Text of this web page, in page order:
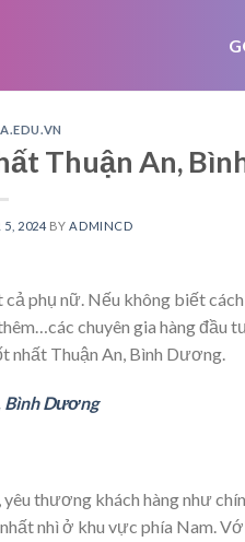
Thuận An,
5, 2024 BY ADMINCD
phụ nữ. Nếu không biết
các chuyên gia hàng đầu
nhất Thuận An, Bình Dương.
Bình Dương
thương khách hàng như
nhì ở khu vực phía Nam.